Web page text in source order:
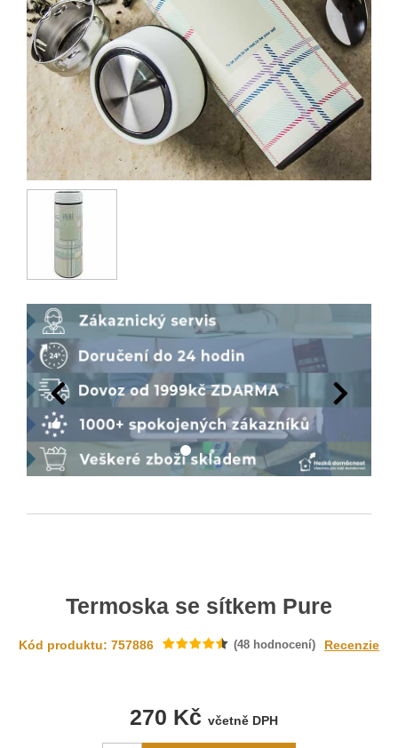
Termoska se sítkem Pure
Kód produktu: 757886 (48 hodnocení) Recenzie
270 Kč včetně DPH